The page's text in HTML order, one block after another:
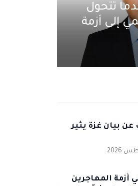
تتحول
إلى أزمة
بيان غزة يثير
أزمة المهاجرين